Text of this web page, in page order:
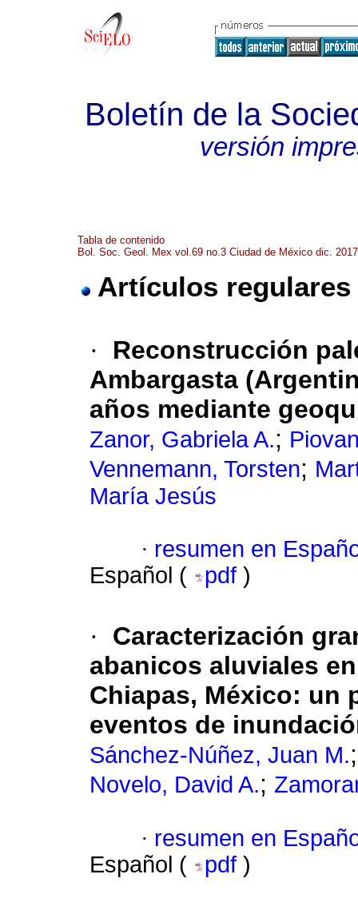
Boletín de la
versión
Tabla de contenido
Bol. Soc. Geol. Mex vol.69 no.3 Ciudad de México dic. 2017
Artículos regulares
·
Reconstrucción
Ambargasta
años mediante
Zanor, Gabriela A.;
Vennemann, Torsten;
María Jesús
· resumen en
Español (
pdf )
·
Caracterización
abanicos aluviales
Chiapas, México: un
eventos de
Sánchez-Núñez, Juan M.
Novelo, David A.;
· resumen en
Español (
pdf )